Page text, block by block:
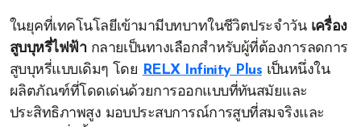
ในยุคที่เทคโนโลยีเข้ามามีบทบาทในชีวิตประจำวัน เครื่อง
สูบบุหรี่ไฟฟ้ากลายเป็นทางเลือกสำหรับผู้ที่ต้องการลดการ
สูบบุหรี่แบบเดิมๆ โดย RELX Infinity Plus เป็นหนึ่งใน
ผลิตภัณฑ์ที่โดดเด่นด้วยการออกแบบที่ทันสมัยและ
ประสิทธิภาพสูง มอบประสบการณ์การสูบที่สมจริงและ